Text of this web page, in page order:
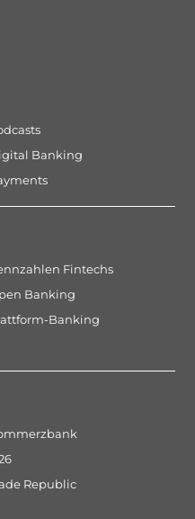
Banking
Fintechs
Banking
Banking
Republic